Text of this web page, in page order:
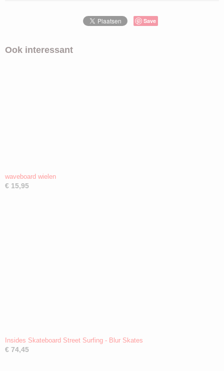
Save
Ook interessant
waveboard wielen
€ 15,95
Insides Skateboard Street Surfing - Blur Skates
€ 74,45